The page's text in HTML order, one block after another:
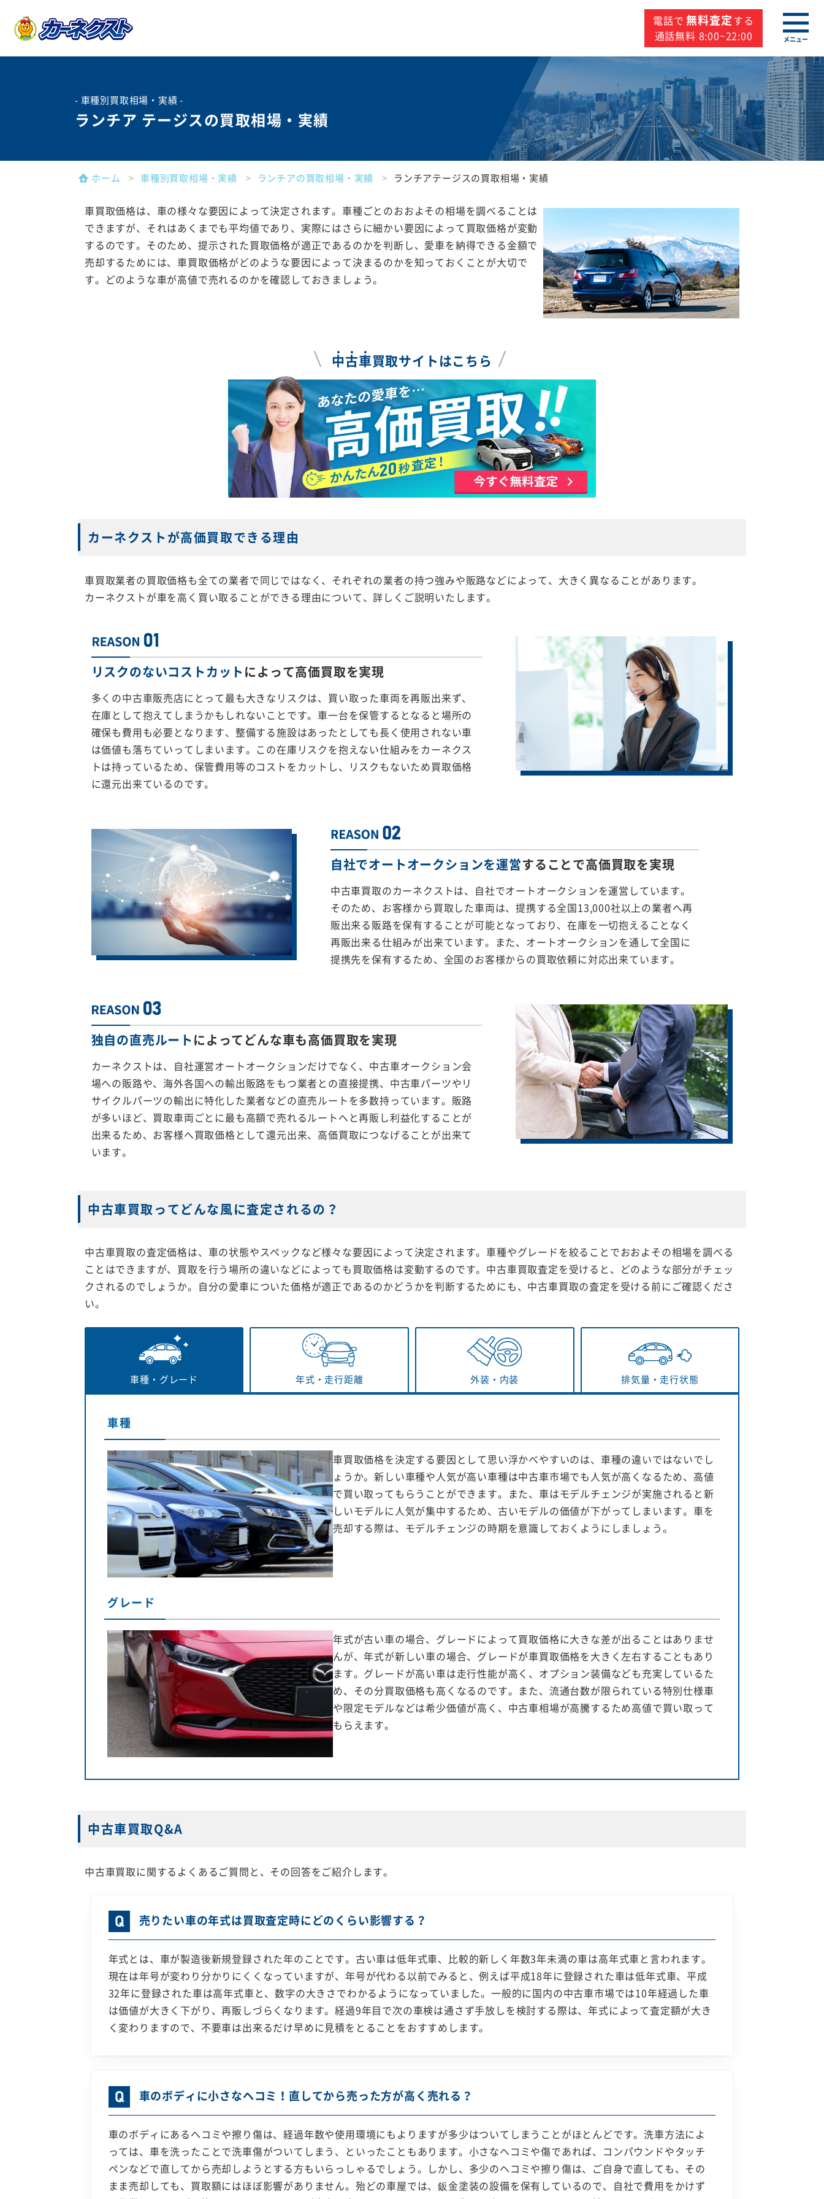
電話で 無料査定する
通話無料 8:00~22:00
メニュー
- 車種別買取相場・実績 -
ランチア テージスの買取相場・実績
ホーム 車種別買取相場・実績 ランチアの買取相場・実績 ランチアテージスの買取相場・実績
車買取価格は、車の様々な要因によって決定されます。車種ごとのおおよその相場を調べることは
できますが、それはあくまでも平均値であり、実際にはさらに細かい要因によって買取価格が変動
するのです。そのため、提示された買取価格が適正であるのかを判断し、愛車を納得できる金額で
売却するためには、車買取価格がどのような要因によって決まるのかを知っておくことが大切で
す。どのような車が高値で売れるのかを確認しておきましょう。
中古車買取サイトはこちら
カーネクストが高価買取できる理由
車買取業者の買取価格も全ての業者で同じではなく、それぞれの業者の持つ強みや販路などによって、大きく異なることがあります。
カーネクストが車を高く買い取ることができる理由について、詳しくご説明いたします。
リスクのないコストカットによって高価買取を実現
多くの中古車販売店にとって最も大きなリスクは、買い取った車両を再販出来ず、
在庫として抱えてしまうかもしれないことです。車一台を保管するとなると場所の
確保も費用も必要となります、整備する施設はあったとしても長く使用されない車
は価値も落ちていってしまいます。この在庫リスクを抱えない仕組みをカーネクス
トは持っているため、保管費用等のコストをカットし、リスクもないため買取価格
に還元出来ているのです。
自社でオートオークションを運営することで高価買取を実現
中古車買取のカーネクストは、自社でオートオークションを運営しています。
そのため、お客様から買取した車両は、提携する全国13,000社以上の業者へ再
販出来る販路を保有することが可能となっており、在庫を一切抱えることなく
再販出来る仕組みが出来ています。また、オートオークションを通して全国に
提携先を保有するため、全国のお客様からの買取依頼に対応出来ています。
独自の直売ルートによってどんな車も高価買取を実現
カーネクストは、自社運営オートオークションだけでなく、中古車オークション会
場への販路や、海外各国への輸出販路をもつ業者との直接提携、中古車パーツやリ
サイクルパーツの輸出に特化した業者などの直売ルートを多数持っています。販路
が多いほど、買取車両ごとに最も高額で売れるルートへと再販し利益化することが
出来るため、お客様へ買取価格として還元出来、高価買取につなげることが出来て
います。
中古車買取ってどんな風に査定されるの？
中古車買取の査定価格は、車の状態やスペックなど様々な要因によって決定されます。車種やグレードを絞ることでおおよその相場を調べる
ことはできますが、買取を行う場所の違いなどによっても買取価格は変動するのです。中古車買取査定を受けると、どのような部分がチェッ
クされるのでしょうか。自分の愛車についた価格が適正であるのかどうかを判断するためにも、中古車買取の査定を受ける前にご確認くださ
い。
車種・ グレード 年式・ 走行距離 外装・ 内装 排気量・ 走行状態
車種
車買取価格を決定する要因として思い浮かべやすいのは、車種の違いではないでし
ょうか。新しい車種や人気が高い車種は中古車市場でも人気が高くなるため、高値
で買い取ってもらうことができます。また、車はモデルチェンジが実施されると新
しいモデルに人気が集中するため、古いモデルの価値が下がってしまいます。車を
売却する際は、モデルチェンジの時期を意識しておくようにしましょう。
グレード
年式が古い車の場合、グレードによって買取価格に大きな差が出ることはありませ
んが、年式が新しい車の場合、グレードが車買取価格を大きく左右することもあり
ます。グレードが高い車は走行性能が高く、オプション装備なども充実しているた
め、その分買取価格も高くなるのです。また、流通台数が限られている特別仕様車
や限定モデルなどは希少価値が高く、中古車相場が高騰するため高値で買い取って
もらえます。
中古車買取Q&A
中古車買取に関するよくあるご質問と、その回答をご紹介します。
売りたい車の年式は買取査定時にどのくらい影響する？
年式とは、車が製造後新規登録された年のことです。古い車は低年式車、比較的新しく年数3年未満の車は高年式車と言われます。
現在は年号が変わり分かりにくくなっていますが、年号が代わる以前でみると、例えば平成18年に登録された車は低年式車、平成
32年に登録された車は高年式車と、数字の大きさでわかるようになっていました。一般的に国内の中古車市場では10年経過した車
は価値が大きく下がり、再販しづらくなります。経過9年目で次の車検は通さず手放しを検討する際は、年式によって査定額が大き
く変わりますので、不要車は出来るだけ早めに見積をとることをおすすめします。
車のボディに小さなヘコミ！直してから売った方が高く売れる？
車のボディにあるヘコミや擦り傷は、経過年数や使用環境にもよりますが多少はついてしまうことがほとんどです。洗車方法によ
っては、車を洗ったことで洗車傷がついてしまう、といったこともあります。小さなヘコミや傷であれば、コンパウンドやタッチ
ペンなどで直してから売却しようとする方もいらっしゃるでしょう。しかし、多少のヘコミや擦り傷は、ご自身で直しても、その
まま売却しても、買取額にはほぼ影響がありません。殆どの車屋では、鈑金塗装の設備を保有しているので、自社で費用をかけず